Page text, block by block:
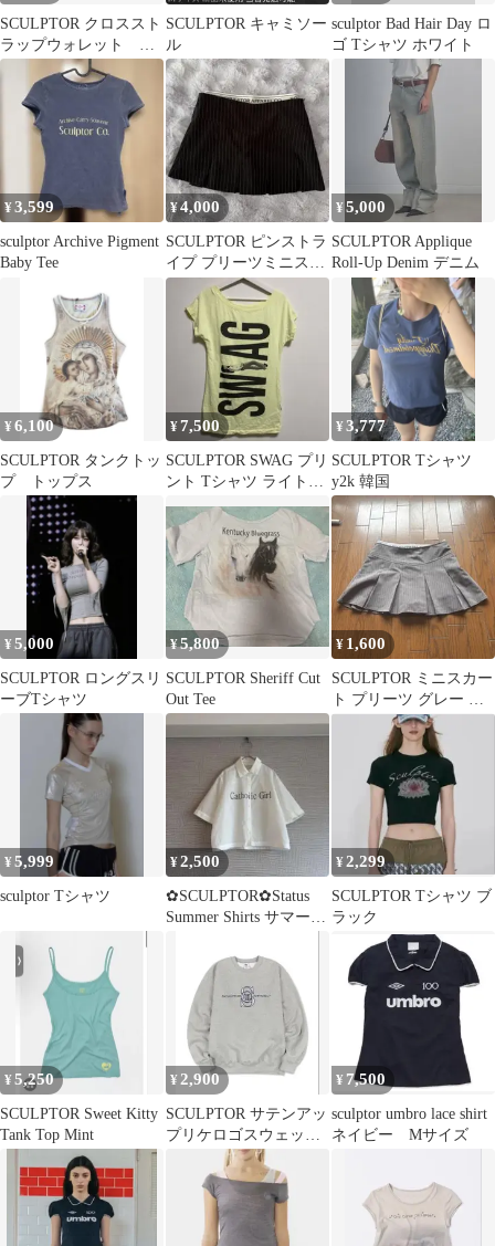
SCULPTOR クロススト
ラップウォレット ス
カルプター
SCULPTOR キャミソー
ル
sculptor Bad Hair Day ロ
ゴ Tシャツ ホワイト
¥3,599
sculptor Archive Pigment
Baby Tee
¥4,000
SCULPTOR ピンストラ
イプ プリーツミニスカ
ート
¥5,000
SCULPTOR Applique
Roll-Up Denim デニム
¥6,100
SCULPTOR タンクトッ
プ トップス
¥7,500
SCULPTOR SWAG プリ
ント Tシャツ ライトイ
¥3,777
SCULPTOR Tシャツ
y2k 韓国
¥5,000
SCULPTOR ロングスリ
ーブTシャツ
¥5,800
SCULPTOR Sheriff Cut
Out Tee
¥ 1,600
SCULPTOR ミニスカー
ト プリーツ グレー ス
トライプ
¥5,999
sculptor Tシャツ
¥2,500
✿SCULPTOR✿Status
Summer Shirts サマーシ
¥2,299
SCULPTOR Tシャツ ブ
ラック
¥5,250
SCULPTOR Sweet Kitty
Tank Top Mint
¥ 2,900
SCULPTOR サテンアッ
プリケロゴスウェット
トレーナー
¥ 7,500
sculptor umbro lace shirt
ネイビー Mサイズ